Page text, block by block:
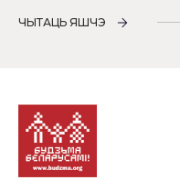
ЧЫТАЦЬ ЯШЧЭ